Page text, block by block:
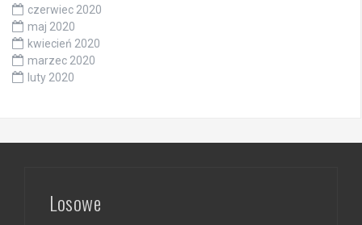
czerwiec 2020
maj 2020
kwiecień 2020
marzec 2020
luty 2020
Losowe